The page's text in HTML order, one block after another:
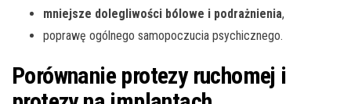
mniejsze dolegliwości bólowe i podrażnienia,
poprawę ogólnego samopoczucia psychicznego.
Porównanie protezy ruchomej i